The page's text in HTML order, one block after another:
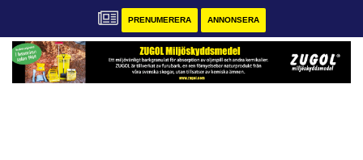
PRENUMERERA ANNONSERA